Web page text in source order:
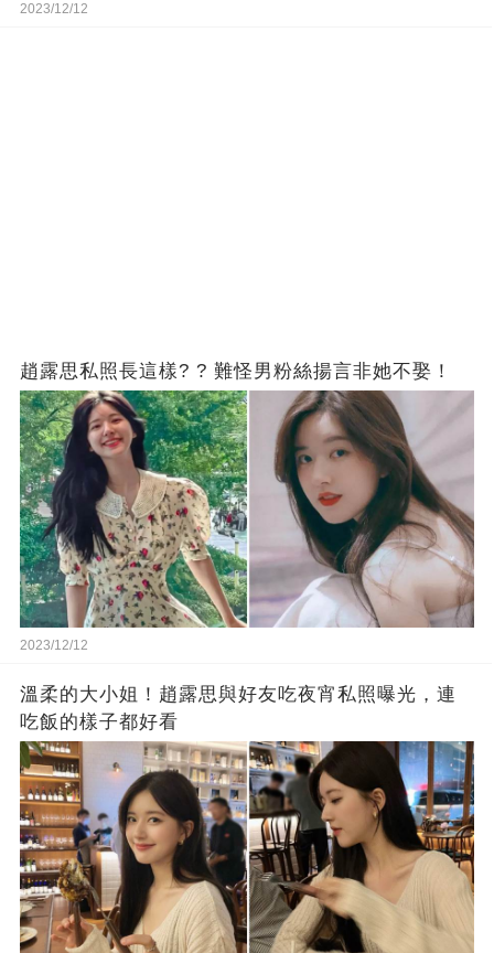
2023/12/12
趙露思私照長這樣? ? 難怪男粉絲揚言非她不娶！
2023/12/12
溫柔的大小姐！趙露思與好友吃夜宵私照曝光，連
吃飯的樣子都好看